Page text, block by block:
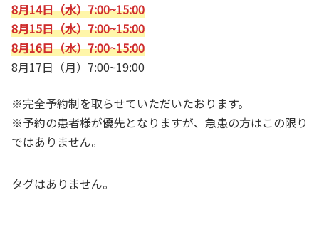
8月14日（水）7:00~15:00
8月15日（水）7:00~15:00
8月16日（水）7:00~15:00
8月17日（月）7:00~19:00
※完全予約制を取らせていただいたおります。
※予約の患者様が優先となりますが、急患の方はこの限り
ではありません。
タグはありません。